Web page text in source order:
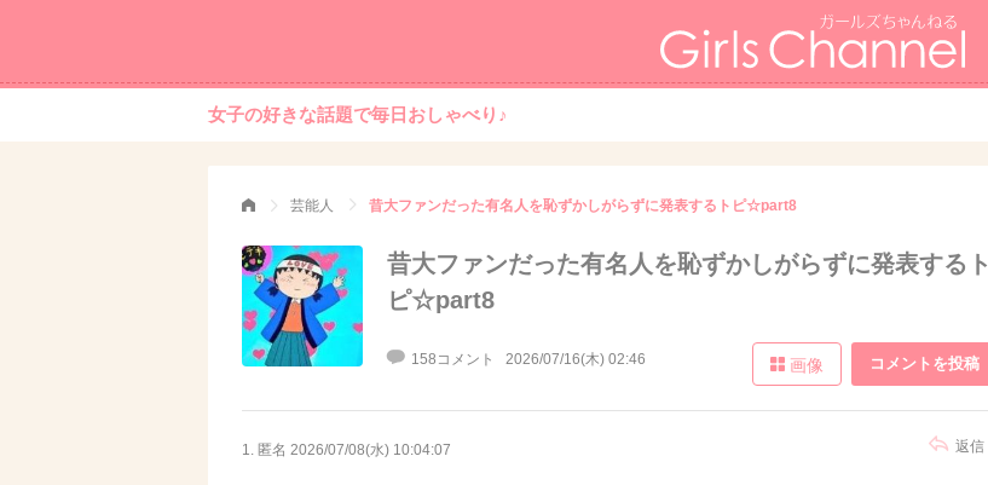
女子の好きな話題で毎日おしゃべり♪
芸能人 昔大ファンだった有名人を恥ずかしがらずに発表するトピ☆part8
昔大ファンだった有名人を恥ずかしがらずに発表するト
ピ☆part8
158コメント 2026/07/16(木) 02:46 コメントを投稿
画像
1. 匿名 2026/07/08(水) 10:04:07 返信